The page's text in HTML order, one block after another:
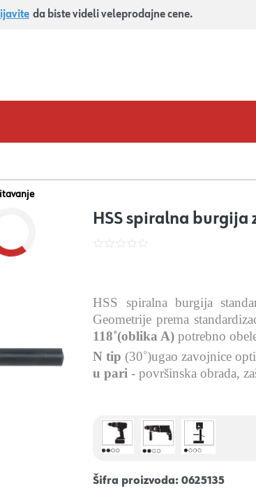
da biste videli veleprodajne cene.
HSS spiralna burgija
HSS spiralna burgija
Geometrije prema
118˚(oblika A)potrebno
N tip (30˚)ugao zavojnice
u pari - površinska obrada,
Šifra proizvoda: 0625135